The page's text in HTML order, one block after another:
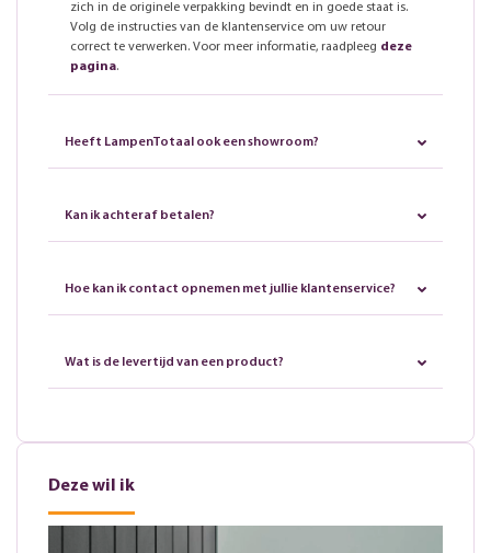
zich in de originele verpakking bevindt en in goede staat is.
Volg de instructies van de klantenservice om uw retour
correct te verwerken. Voor meer informatie, raadpleeg deze
pagina.
Heeft LampenTotaal ook een showroom?
Kan ik achteraf betalen?
Hoe kan ik contact opnemen met jullie klantenservice?
Wat is de levertijd van een product?
Deze wil ik